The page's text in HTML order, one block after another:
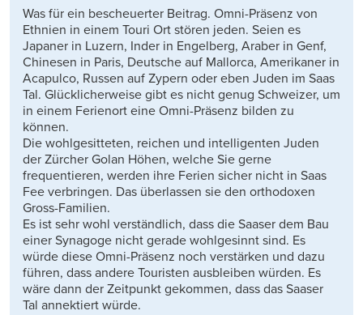
Was für ein bescheuerter Beitrag. Omni-Präsenz von
Ethnien in einem Touri Ort stören jeden. Seien es
Japaner in Luzern, Inder in Engelberg, Araber in Genf,
Chinesen in Paris, Deutsche auf Mallorca, Amerikaner in
Acapulco, Russen auf Zypern oder eben Juden im Saas
Tal. Glücklicherweise gibt es nicht genug Schweizer, um
in einem Ferienort eine Omni-Präsenz bilden zu
können.
Die wohlgesitteten, reichen und intelligenten Juden
der Zürcher Golan Höhen, welche Sie gerne
frequentieren, werden ihre Ferien sicher nicht in Saas
Fee verbringen. Das überlassen sie den orthodoxen
Gross-Familien.
Es ist sehr wohl verständlich, dass die Saaser dem Bau
einer Synagoge nicht gerade wohlgesinnt sind. Es
würde diese Omni-Präsenz noch verstärken und dazu
führen, dass andere Touristen ausbleiben würden. Es
wäre dann der Zeitpunkt gekommen, dass das Saaser
Tal annektiert würde.